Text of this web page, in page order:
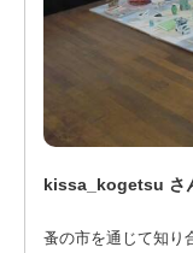
kissa_kogetsu さ
蚤の市を通じて知り